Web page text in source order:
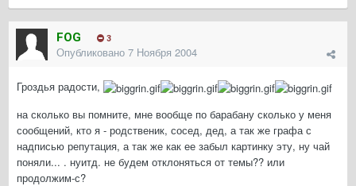
FOG 3
Опубликовано 7 Ноября 2004
Гроздья радости,
на сколько вы помните, мне вообще по барабану сколько у меня
сообщений, кто я - родственик, сосед, дед, а так же графа с
надписью репутация, а так же как ее забыл картинку эту, ну чай
поняли... . нуитд. не будем отклоняться от темы?? или
продолжим-с?